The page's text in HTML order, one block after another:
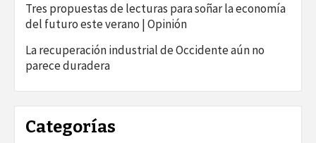
Tres propuestas de lecturas para soñar la economía
del futuro este verano | Opinión
La recuperación industrial de Occidente aún no
parece duradera
Categorías